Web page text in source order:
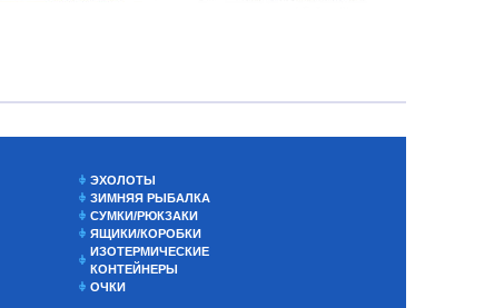
ЭХОЛОТЫ
ЗИМНЯЯ РЫБАЛКА
СУМКИ/РЮКЗАКИ
ЯЩИКИ/КОРОБКИ
ИЗОТЕРМИЧЕСКИЕ
КОНТЕЙНЕРЫ
ОЧКИ